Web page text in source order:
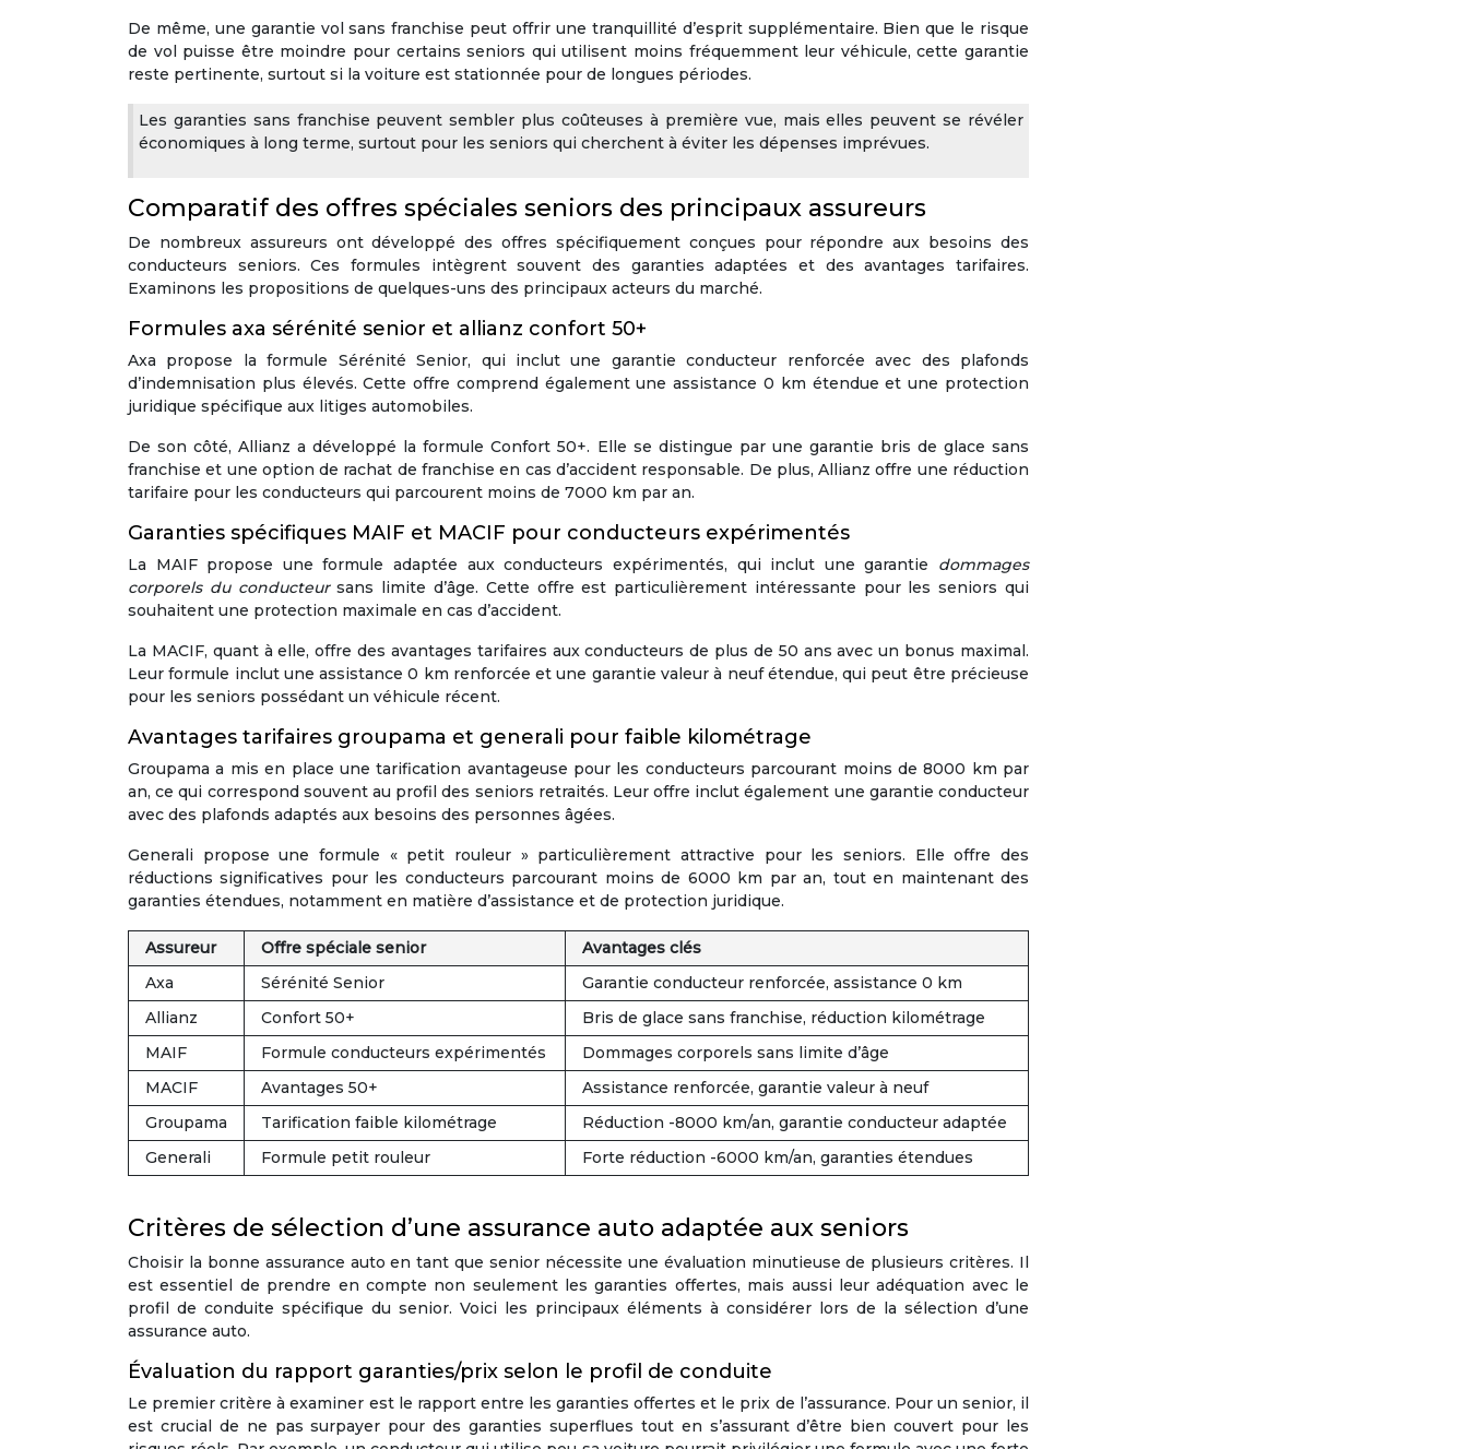
De même, une garantie vol sans franchise peut offrir une tranquillité d’esprit supplémentaire. Bien que le risque
de vol puisse être moindre pour certains seniors qui utilisent moins fréquemment leur véhicule, cette garantie
reste pertinente, surtout si la voiture est stationnée pour de longues périodes.
Les garanties sans franchise peuvent sembler plus coûteuses à première vue, mais elles peuvent se révéler
économiques à long terme, surtout pour les seniors qui cherchent à éviter les dépenses imprévues.
Comparatif des offres spéciales seniors des principaux assureurs
De nombreux assureurs ont développé des offres spécifiquement conçues pour répondre aux besoins des
conducteurs seniors. Ces formules intègrent souvent des garanties adaptées et des avantages tarifaires.
Examinons les propositions de quelques-uns des principaux acteurs du marché.
Formules axa sérénité senior et allianz confort 50+
Axa propose la formule Sérénité Senior, qui inclut une garantie conducteur renforcée avec des plafonds
d’indemnisation plus élevés. Cette offre comprend également une assistance 0 km étendue et une protection
juridique spécifique aux litiges automobiles.
De son côté, Allianz a développé la formule Confort 50+. Elle se distingue par une garantie bris de glace sans
franchise et une option de rachat de franchise en cas d’accident responsable. De plus, Allianz offre une réduction
tarifaire pour les conducteurs qui parcourent moins de 7000 km par an.
Garanties spécifiques MAIF et MACIF pour conducteurs expérimentés
La MAIF propose une formule adaptée aux conducteurs expérimentés, qui inclut une garantie dommages
corporels du conducteursans limite d’âge. Cette offre est particulièrement intéressante pour les seniors qui
souhaitent une protection maximale en cas d’accident.
La MACIF, quant à elle, offre des avantages tarifaires aux conducteurs de plus de 50 ans avec un bonus maximal.
Leur formule inclut une assistance 0 km renforcée et une garantie valeur à neuf étendue, qui peut être précieuse
pour les seniors possédant un véhicule récent.
Avantages tarifaires groupama et generali pour faible kilométrage
Groupama a mis en place une tarification avantageuse pour les conducteurs parcourant moins de 8000 km par
an, ce qui correspond souvent au profil des seniors retraités. Leur offre inclut également une garantie conducteur
avec des plafonds adaptés aux besoins des personnes âgées.
Generali propose une formule « petit rouleur » particulièrement attractive pour les seniors. Elle offre des
réductions significatives pour les conducteurs parcourant moins de 6000 km par an, tout en maintenant des
garanties étendues, notamment en matière d’assistance et de protection juridique.
Assureur Offre spéciale senior
Avantages clés
Axa
Sérénité Senior
Garantie conducteur renforcée, assistance 0 km
Allianz
Confort 50+
Bris de glace sans franchise, réduction kilométrage
MAIF
Formule conducteurs expérimentés
Dommages corporels sans limite d’âge
MACIF
Avantages 50+
Assistance renforcée, garantie valeur à neuf
Groupama
Tarification faible kilométrage
Réduction -8000 km/an, garantie conducteur adaptée
Generali
Formule petit rouleur Forte réduction -6000 km/an, garanties étendues
Critères de sélection d’une assurance auto adaptée aux seniors
Choisir la bonne assurance auto en tant que senior nécessite une évaluation minutieuse de plusieurs critères. Il
est essentiel de prendre en compte non seulement les garanties offertes, mais aussi leur adéquation avec le
profil de conduite spécifique du senior. Voici les principaux éléments à considérer lors de la sélection d’une
assurance auto.
Évaluation du rapport garanties/prix selon le profil de conduite
Le premier critère à examiner est le rapport entre les garanties offertes et le prix de l’assurance. Pour un senior, il
est crucial de ne pas surpayer pour des garanties superflues tout en s’assurant d’être bien couvert pour les